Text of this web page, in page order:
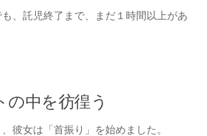
、託児終了まで、まだ１時間以上があ
の中を彷徨う
彼女は「首振り」を始めました。